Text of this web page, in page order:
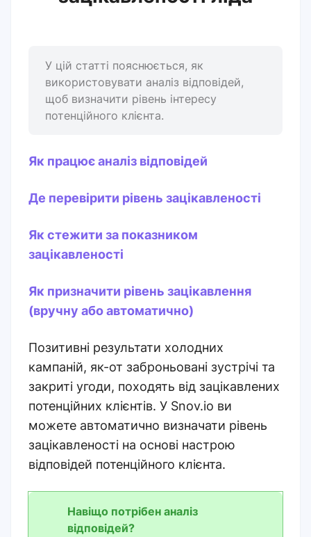
У цій статті пояснюється, як
використовувати аналіз відповідей,
щоб визначити рівень інтересу
потенційного клієнта.
Як працює аналіз відповідей
Де перевірити рівень зацікавленості
Як стежити за показником
зацікавленості
Як призначити рівень зацікавлення
(вручну або автоматично)
Позитивні результати холодних
кампаній, як-от заброньовані зустрічі та
закриті угоди, походять від зацікавлених
потенційних клієнтів. У Snov.io ви
можете автоматично визначати рівень
зацікавленості на основі настрою
відповідей потенційного клієнта.
Навіщо потрібен аналіз
відповідей?